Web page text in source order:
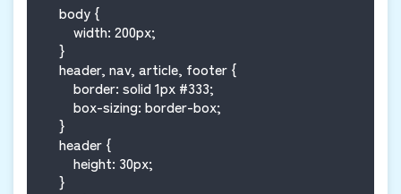
    body {
        width: 200px;
    }
    header, nav, article, footer {
        border: solid 1px #333;
        box-sizing: border-box;
    }
    header {
        height: 30px;
    }